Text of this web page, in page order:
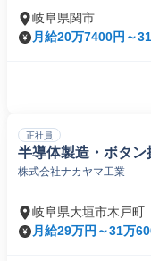
岐阜県関市
月給20万7400円～
正社員
半導体製造・ボタン
株式会社ナカヤマ工業
岐阜県大垣市木戸町
月給29万円～31万